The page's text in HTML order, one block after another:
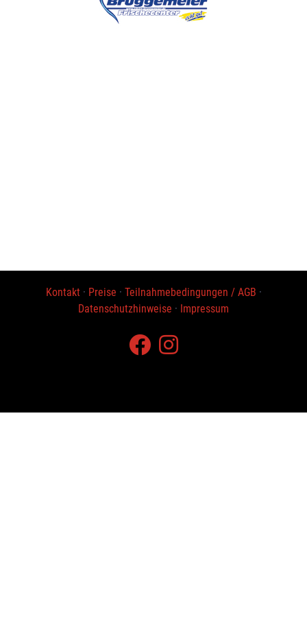
Kontakt· Preise · Teilnahmebedingungen / AGB ·
Datenschutzhinweise · Impressum